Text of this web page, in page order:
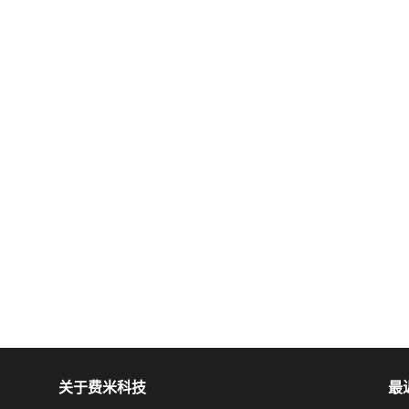
关于费米科技 最